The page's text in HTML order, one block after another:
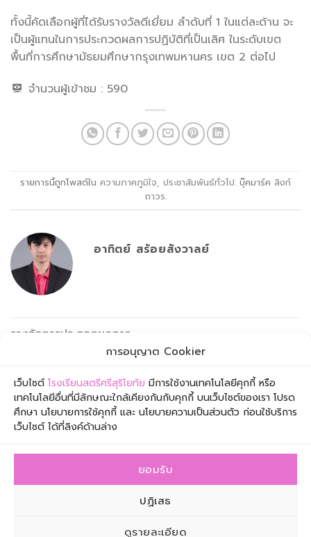
การอนุญาต Cookier
เว็บไซต์โรงเรียนสตรีศรีสุริโยทัย มีการใช้งานเทคโนโลยีคุกกี้ หรือ
เทคโนโลยีอื่นที่มีลักษณะใกล้เคียงกันกับคุกกี้ บนเว็บไซต์ของเรา โปรด
ศึกษา นโยบายการใช้คุกกี้ และ นโยบายความเป็นส่วนตัว ก่อนใช้บริการ
เว็บไซต์ ได้ที่ลิงค์ด้านล่าง
ยอมรับ
ปฏิเสธ
ดูรายละเอียด
ทั้งนี้คัดเลือกผู้ที่ได้รับรางวัลดีเยี่ยม ลำดับที่ 1 ในแต่ละด้าน จะ
เป็นผู้แทนในการประกวดผลการปฏิบัติที่เป็นเลิศ ในระดับเขต
พื้นที่การศึกษามัธยมศึกษากรุงเทพมหานคร เขต 2 ต่อไป
จำนวนผู้เข้าชม : 590
รายการนี้ถูกโพสต์ใน ความภาคภูมิใจ, ประชาสัมพันธ์ทั่วไป. บุ๊คมาร์ค ลิงก์
ถาวร.
อาทิตย์ สร้อยสังวาลย์
รางวัลการประกวดผลการ
ปฏิบัติที่เป็นเลิศ (Best
สอบกลางภาค 1/2569
โรงเรียนสตรีศรีสุริโยทัย เลขที่ 1 ซอยเจริญกรุง 57 ถนน
เจริญกรุง เขตสาทร กรุงเทพมหานคร 10120
info@suriyothai.ac.th